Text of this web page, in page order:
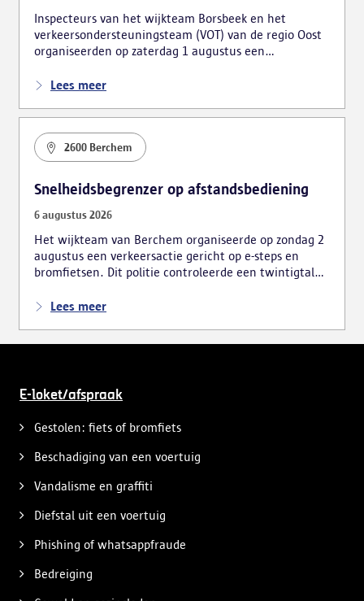
Inspecteurs van het wijkteam Borsbeek en het
verkeersondersteuningsteam (VOT) van de regio Oost
organiseerden op zaterdag 1 augustus een
foutparkeerders en roodrijders.
Lees meer
2600 Berchem
Snelheidsbegrenzer op afstandsbediening
6 augustus 2026
Het wijkteam van Berchem organiseerde op zondag 2
augustus een verkeersactie gericht op e-steps en
bromfietsen. Dit politie controleerde een twintigtal
Lees meer
E-loket/afspraak
Gestolen: fiets of bromfiets
Beschadiging van een voertuig
Vandalisme en graffiti
Diefstal uit een voertuig
Phishing of whatsappfraude
Bedreiging